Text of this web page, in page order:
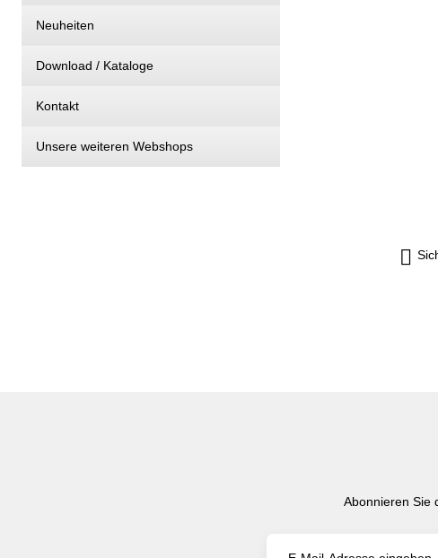
Neuheiten
Download / Kataloge
Kontakt
Unsere weiteren Webshops
Abonnieren Sie